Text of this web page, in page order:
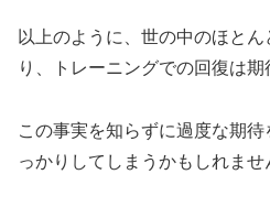
以上のように、世の中のほと
り、トレーニングでの回復は期
この事実を知らずに過度な期
っかりしてしまうかもしれませ